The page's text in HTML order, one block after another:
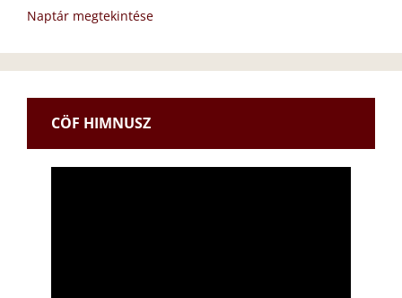
Naptár megtekintése
CÖF HIMNUSZ